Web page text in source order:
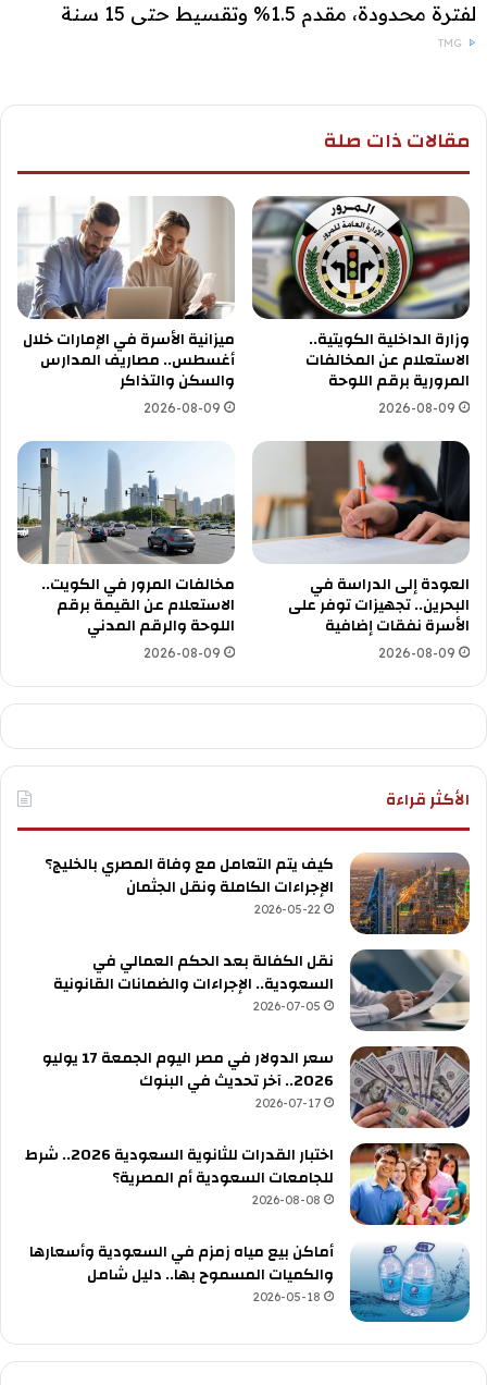
لفترة محدودة، مقدم 1.5% وتقسيط حتى 15 سنة
TMG
مقالات ذات صلة
وزارة الداخلية الكويتية..
الاستعلام عن المخالفات
المرورية برقم اللوحة
2026-08-09
ميزانية الأسرة في الإمارات خلال
أغسطس.. مصاريف المدارس
والسكن والتذاكر
2026-08-09
العودة إلى الدراسة في
البحرين.. تجهيزات توفر على
الأسرة نفقات إضافية
2026-08-09
مخالفات المرور في الكويت..
الاستعلام عن القيمة برقم
اللوحة والرقم المدني
2026-08-09
الأكثر قراءة
كيف يتم التعامل مع وفاة المصري بالخليج؟
الإجراءات الكاملة ونقل الجثمان
2026-05-22
نقل الكفالة بعد الحكم العمالي في
السعودية.. الإجراءات والضمانات القانونية
2026-07-05
سعر الدولار في مصر اليوم الجمعة 17 يوليو
2026.. آخر تحديث في البنوك
2026-07-17
اختبار القدرات للثانوية السعودية 2026.. شرط
للجامعات السعودية أم المصرية؟
2026-08-08
أماكن بيع مياه زمزم في السعودية وأسعارها
والكميات المسموح بها.. دليل شامل
2026-05-18